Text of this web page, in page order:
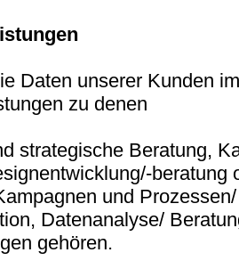
Daten unserer Kunden
zu denen
strategische Beratung,
beratung
und
Datenanalyse/
gehören.